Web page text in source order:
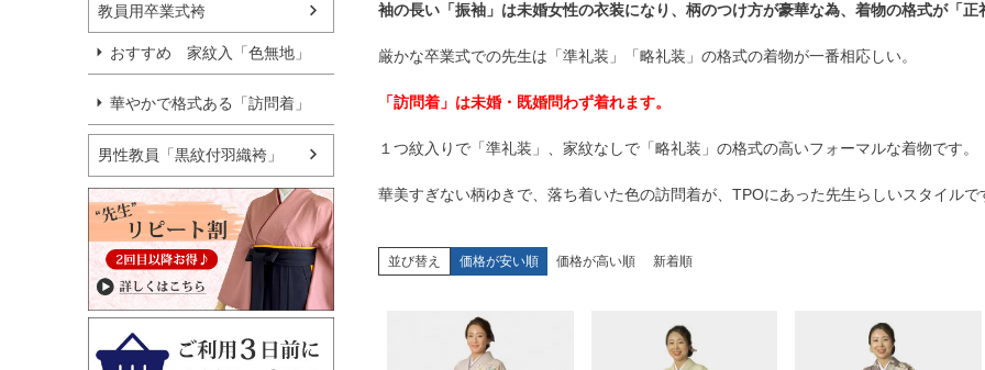
教員用卒業式袴
おすすめ 家紋入「色無地」
華やかで格式ある「訪問着」
男性教員「黒紋付羽織袴」
袖の長い「振袖」は未婚女性の衣装になり、柄のつけ方が豪華な為、着物の格式が「正
厳かな卒業式での先生は「準礼装」「略礼装」の格式の着物が一番相応しい。
「訪問着」は未婚・既婚問わず着れます。
１つ紋入りで「準礼装」、家紋なしで「略礼装」の格式の高いフォーマルな着物です。
華美すぎない柄ゆきで、落ち着いた色の訪問着が、TPOにあった先生らしいスタイルで
並び替え 価格が安い順 価格が高い順 新着順